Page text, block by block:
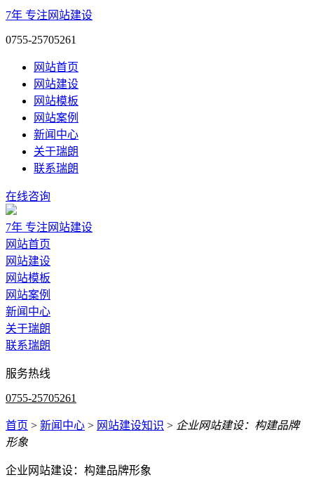
7年 专注网站建设
0755-25705261
网站首页
网站建设
网站模板
网站案例
新闻中心
关于瑞朗
联系瑞朗
在线咨询
7年 专注网站建设
网站首页
网站建设
网站模板
网站案例
新闻中心
关于瑞朗
联系瑞朗
服务热线
0755-25705261
首页 > 新闻中心 > 网站建设知识 > 企业网站建设：构建品牌
形象
企业网站建设：构建品牌形象